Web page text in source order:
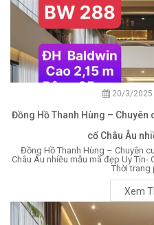
20/3/2025
Đồng Hồ Thanh Hùng –
cổ Châu Âu
Đồng Hồ Thanh Hùng – Chuyên
Châu Âu nhiều mẫu mã đẹp Uy
Thời trang
Xem